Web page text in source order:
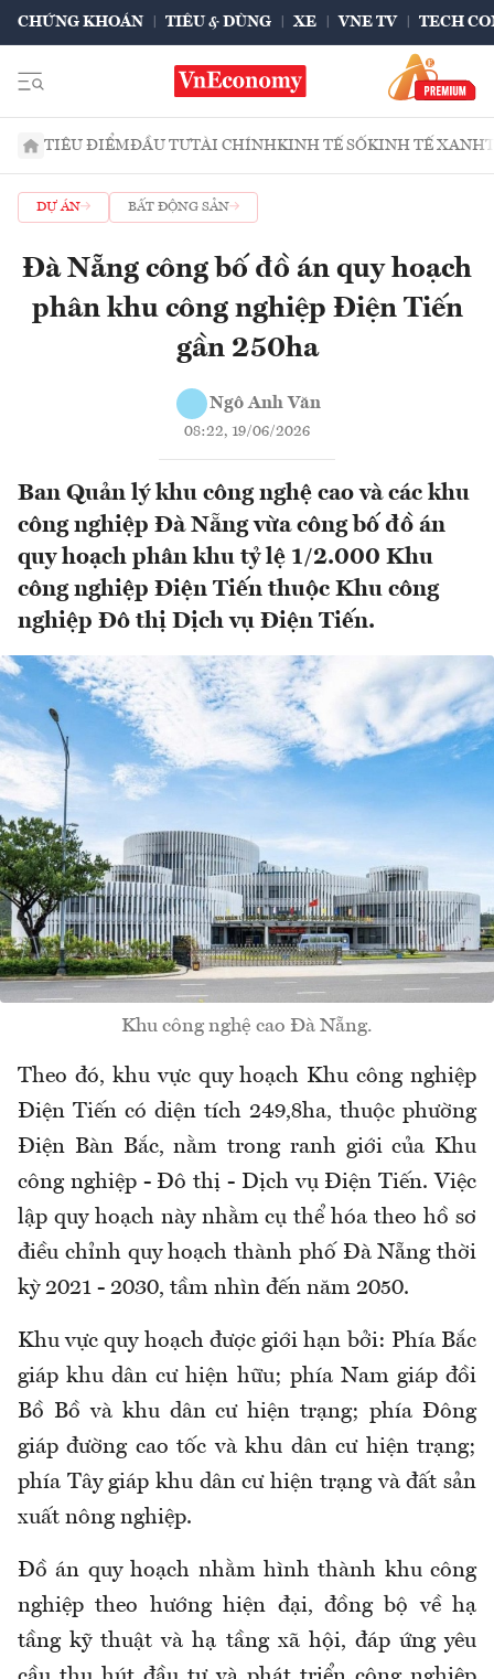
CHỨNG KHOÁN TIÊU & DÙNG XE VNE TV TECH
TIÊU ĐIỂMĐẦU TƯTÀI CHÍNHKINH TẾ SỐKINH TẾ XANH
DỰ ÁN BẤT ĐỘNG SẢN
Đà Nẵng công bố đồ án quy hoạch
phân khu công nghiệp Điện Tiến
gần 250ha
Ngô Anh Văn
08:22, 19/06/2026
Ban Quản lý khu công nghệ cao và các khu
công nghiệp Đà Nẵng vừa công bố đồ án
quy hoạch phân khu tỷ lệ 1/2.000 Khu
công nghiệp Điện Tiến thuộc Khu công
nghiệp Đô thị Dịch vụ Điện Tiến.
Khu công nghệ cao Đà Nẵng.
Theo đó, khu vực quy hoạch Khu công nghiệp
Điện Tiến có diện tích 249,8ha, thuộc phường
Điện Bàn Bắc, nằm trong ranh giới của Khu
công nghiệp - Đô thị - Dịch vụ Điện Tiến. Việc
lập quy hoạch này nhằm cụ thể hóa theo hồ sơ
điều chỉnh quy hoạch thành phố Đà Nẵng thời
kỳ 2021 - 2030, tầm nhìn đến năm 2050.
Khu vực quy hoạch được giới hạn bởi: Phía Bắc
giáp khu dân cư hiện hữu; phía Nam giáp đồi
Bồ Bồ và khu dân cư hiện trạng; phía Đông
giáp đường cao tốc và khu dân cư hiện trạng;
phía Tây giáp khu dân cư hiện trạng và đất sản
xuất nông nghiệp.
Đồ án quy hoạch nhằm hình thành khu công
nghiệp theo hướng hiện đại, đồng bộ về hạ
tầng kỹ thuật và hạ tầng xã hội, đáp ứng yêu